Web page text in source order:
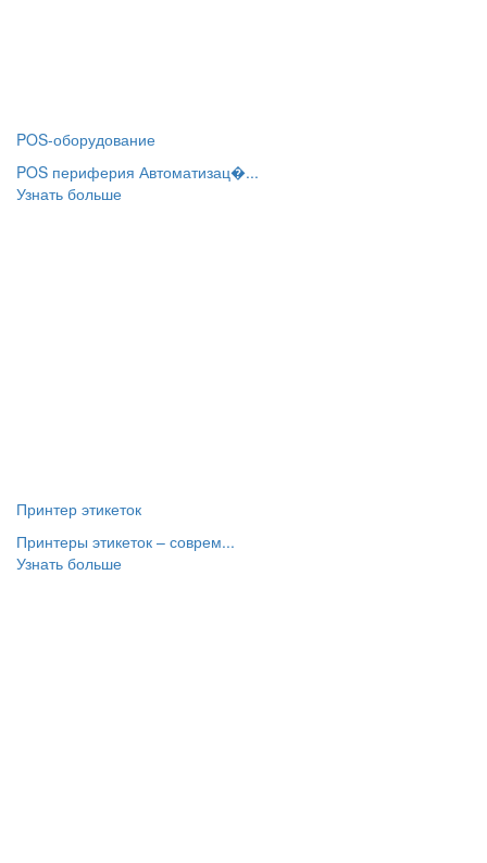
POS-оборудование
POS периферия Автоматизац�...
Узнать больше
Принтер этикеток
Принтеры этикеток – соврем...
Узнать больше